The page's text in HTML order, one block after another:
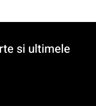
si ultimele